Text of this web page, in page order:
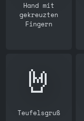
Hand mit
gekreuzten
Fingern
🤘
Teufelsgruß